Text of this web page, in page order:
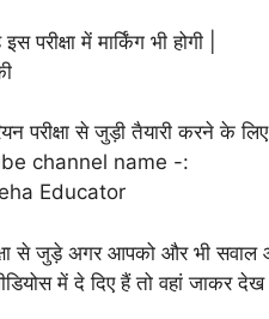
परीक्षा में मार्किंग भी होगी |
परीक्षा से जुड़ी तैयारी करने के
channel name -:
Educator
से जुड़े अगर आपको और भी
में दे दिए हैं तो वहां जाकर